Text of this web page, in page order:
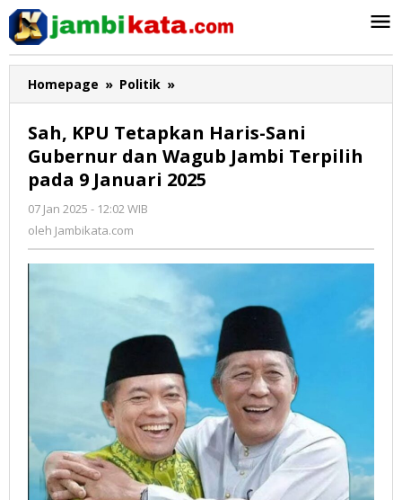
Lewati
konten
Homepage » Politik »
KPU
Haris-
Sani
Gubernur
Terpilih
Januari
2025
Sah, KPU Tetapkan Haris-Sani
Gubernur dan Wagub Jambi Terpilih
pada 9 Januari 2025
07 Jan 2025 - 12:02 WIB
oleh Jambikata.com